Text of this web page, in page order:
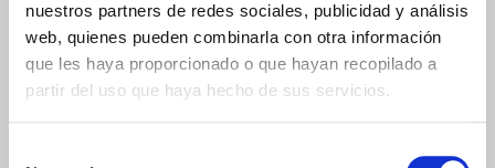
nuestros partners de redes sociales, publicidad y análisis
web, quienes pueden combinarla con otra información
que les haya proporcionado o que hayan recopilado a
partir del uso que haya hecho de sus servicios.
|5|6| 7|8|9|10|11|12
SUPER NATURAL